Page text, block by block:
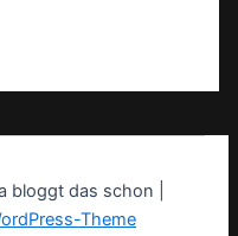
bloggt das schon |
Theme